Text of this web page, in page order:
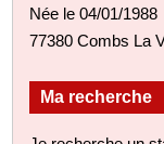
Née le 04/01/1988
77380 Combs La
Ma recherche